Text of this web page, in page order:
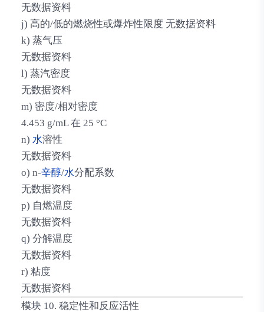
无数据资料
j) 高的/低的燃烧性或爆炸性限度 无数据资料
k) 蒸气压
无数据资料
l) 蒸汽密度
无数据资料
m) 密度/相对密度
4.453 g/mL 在 25 °C
n) 水溶性
无数据资料
o) n-辛醇/水分配系数
无数据资料
p) 自燃温度
无数据资料
q) 分解温度
无数据资料
r) 粘度
无数据资料
模块 10. 稳定性和反应活性